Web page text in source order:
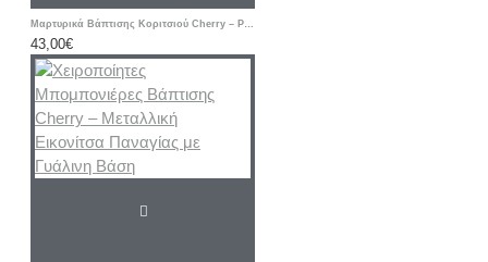
Μαρτυρικά Βάπτισης Κοριτσιού Cherry – Ροζ & Μπεζ Βραχιόλια με Δερμάτινο Κορδόνι και Μεταλλικό Σταυρό
43,00€